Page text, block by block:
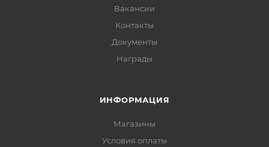
Вакансии
Контакты
Документы
Награды
ИНФОРМАЦИЯ
Магазины
Условия оплаты